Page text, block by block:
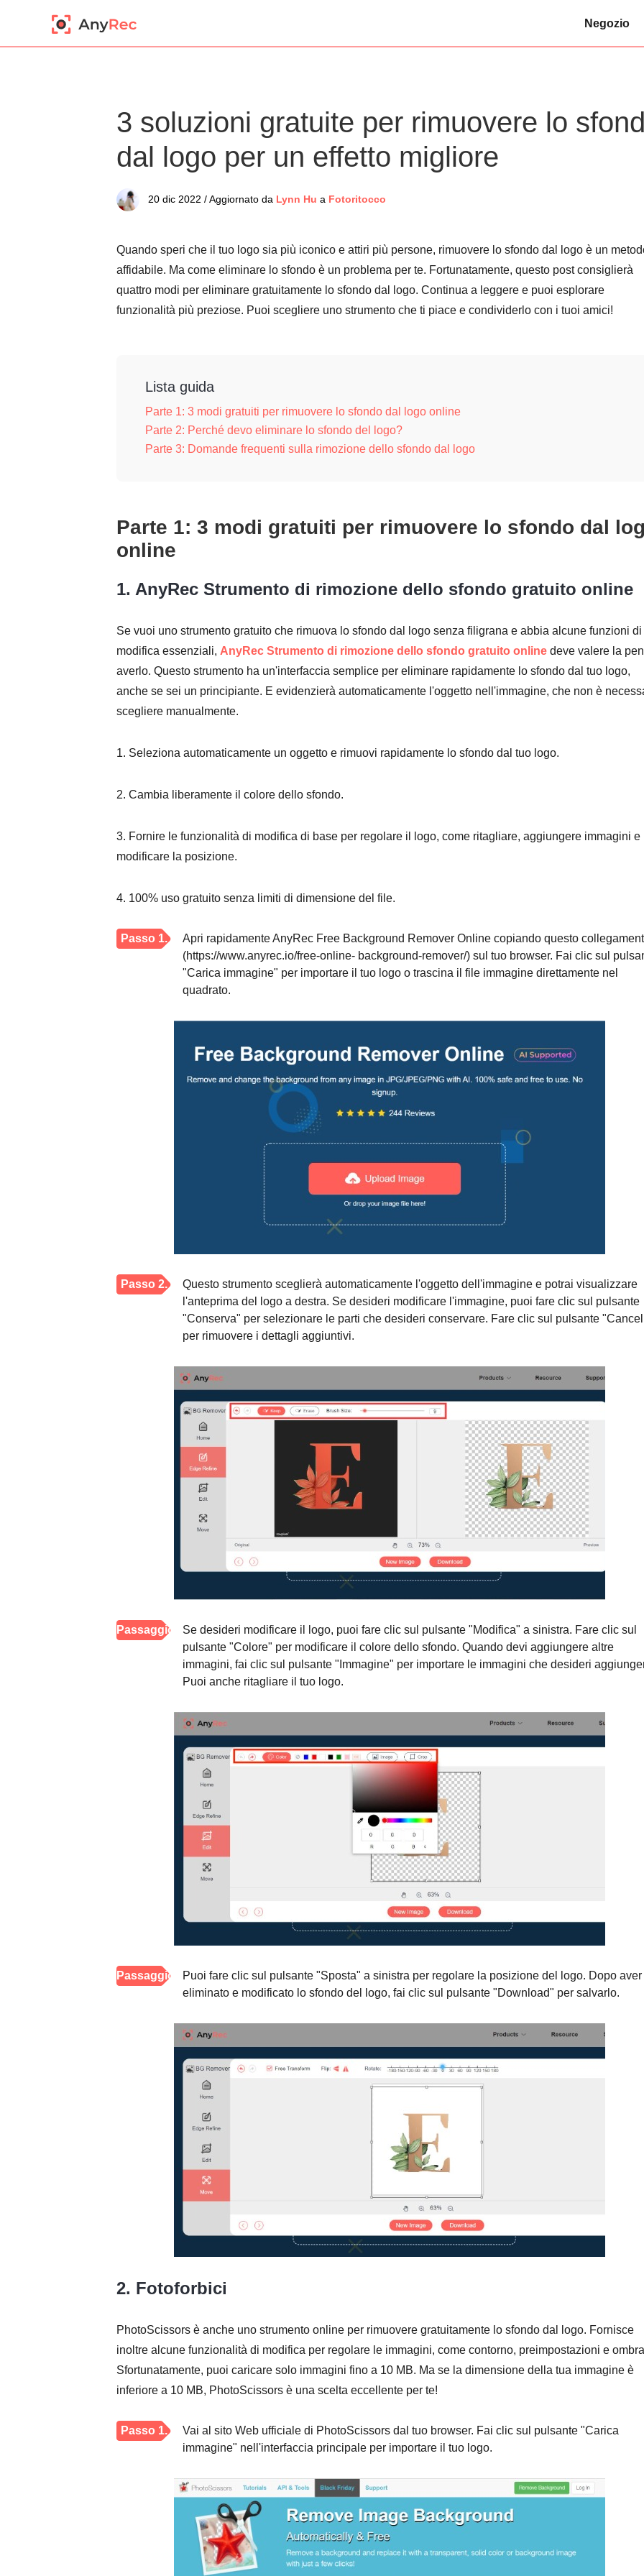
Negozio
3 soluzioni gratuite per rimuovere lo
dal logo per un effetto migliore
20 dic 2022 / Aggiornato da Lynn Hu a Fotoritocco
Quando speri che il tuo logo sia più iconico e attiri più persone, rimuovere lo sfondo dal logo è un
affidabile. Ma come eliminare lo sfondo è un problema per te. Fortunatamente, questo post consiglierà
quattro modi per eliminare gratuitamente lo sfondo dal logo. Continua a leggere e puoi esplorare
funzionalità più preziose. Puoi scegliere uno strumento che ti piace e condividerlo con i tuoi amici!
Lista guida
Parte 1: 3 modi gratuiti per rimuovere lo sfondo dal logo online
Parte 2: Perché devo eliminare lo sfondo del logo?
Parte 3: Domande frequenti sulla rimozione dello sfondo dal logo
Parte 1: 3 modi gratuiti per rimuovere lo sfondo dal
online
1. AnyRec Strumento di rimozione dello sfondo gratuito online
Se vuoi uno strumento gratuito che rimuova lo sfondo dal logo senza filigrana e abbia alcune funzioni di
modifica essenziali, AnyRec Strumento di rimozione dello sfondo gratuito online deve valere la
averlo. Questo strumento ha un'interfaccia semplice per eliminare rapidamente lo sfondo dal tuo logo,
anche se sei un principiante. E evidenzierà automaticamente l'oggetto nell'immagine, che non è
scegliere manualmente.
1. Seleziona automaticamente un oggetto e rimuovi rapidamente lo sfondo dal tuo logo.
2. Cambia liberamente il colore dello sfondo.
3. Fornire le funzionalità di modifica di base per regolare il logo, come ritagliare, aggiungere immagini e
modificare la posizione.
4. 100% uso gratuito senza limiti di dimensione del file.
Passo 1.
Apri rapidamente AnyRec Free Background Remover Online copiando questo
(https://www.anyrec.io/free-online- background-remover/) sul tuo browser. Fai clic sul
"Carica immagine" per importare il tuo logo o trascina il file immagine direttamente nel
quadrato.
Passo 2.
Questo strumento sceglierà automaticamente l'oggetto dell'immagine e potrai visualizzare
l'anteprima del logo a destra. Se desideri modificare l'immagine, puoi fare clic sul pulsante
"Conserva" per selezionare le parti che desideri conservare. Fare clic sul pulsante
per rimuovere i dettagli aggiuntivi.
Passaggio
Se desideri modificare il logo, puoi fare clic sul pulsante "Modifica" a sinistra. Fare clic sul
pulsante "Colore" per modificare il colore dello sfondo. Quando devi aggiungere altre
immagini, fai clic sul pulsante "Immagine" per importare le immagini che desideri
Puoi anche ritagliare il tuo logo.
Passaggio
Puoi fare clic sul pulsante "Sposta" a sinistra per regolare la posizione del logo. Dopo aver
eliminato e modificato lo sfondo del logo, fai clic sul pulsante "Download" per salvarlo.
2. Fotoforbici
PhotoScissors è anche uno strumento online per rimuovere gratuitamente lo sfondo dal logo. Fornisce
inoltre alcune funzionalità di modifica per regolare le immagini, come contorno, preimpostazioni e
Sfortunatamente, puoi caricare solo immagini fino a 10 MB. Ma se la dimensione della tua immagine è
inferiore a 10 MB, PhotoScissors è una scelta eccellente per te!
Passo 1.
Vai al sito Web ufficiale di PhotoScissors dal tuo browser. Fai clic sul pulsante "Carica
immagine" nell'interfaccia principale per importare il tuo logo.